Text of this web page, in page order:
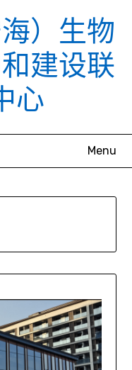
）生物
建设联
心
Menu